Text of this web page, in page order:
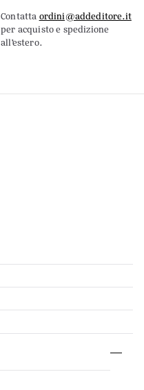
Contatta ordini@addeditore.it
per acquisto e spedizione
all’estero.